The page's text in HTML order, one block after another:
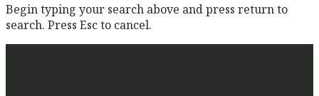
Begin typing your search above and press return to
search. Press Esc to cancel.